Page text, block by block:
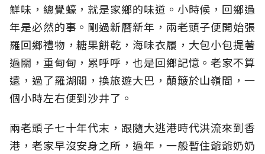
鮮味，總覺蠔，就是家鄉的味道。小時候，回鄉過
年是必然的事。剛過新曆新年，兩老頭子便開始張
羅回鄉禮物，糖果餅乾，海味衣履，大包小包提著
過關，重甸甸，累呼呼，也是回鄉記憶。老家不算
遠，過了羅湖關，換旅遊大巴，顛簸於山嶺間，一
個小時左右便到沙井了。
兩老頭子七十年代末，跟隨大逃港時代洪流來到香
港，老家早沒安身之所，過年，一般暫住爺爺奶奶